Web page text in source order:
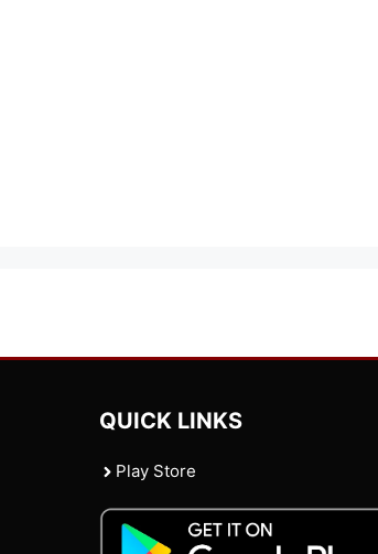
QUICK LINKS
Play Store